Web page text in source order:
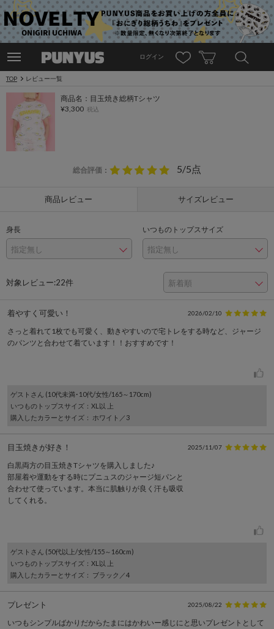
ログイン
TOP レビュー一覧
商品名：目玉焼き総柄Tシャツ
¥3,300 税込
総合評価 ： 5/5点
商品レビュー サイズレビュー
身長 いつものトップスサイズ
対象レビュー:22件
着やすく可愛い！ 2026/02/10
さっと着れて1枚でも可愛く、動きやすいので宅トレをする時など、ジャージ
のパンツと合わせて着ています！！おすすめです！
ゲスト さん (10代未満･10代/女性/165～170cm)
いつものトップスサイズ ：XL以 上
購入したカラーとサイズ ： ホワイト／3
目玉焼きが好き！ 2025/11/07
白黒両方の目玉焼きTシャツを購入しました♪
部屋着や運動をする時にプニュスのジャージ短パンと
合わせて使っています。本当に肌触りが良く汗も吸収
してくれる。
ゲスト さん (50代以上/女性/155～160cm)
いつものトップスサイズ ：XL以 上
購入したカラーとサイズ ： ブラック／4
プレゼント 2025/08/22
いつもシンプルばかりだからたまにはかわいー感じにと思いプレゼントとして